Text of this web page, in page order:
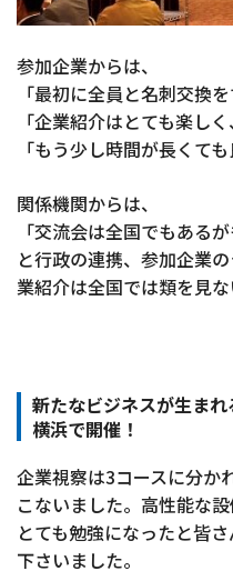
参加企業からは、
「最初に全員と名刺交換
「企業紹介はとても楽し
「もう少し時間が長くても
関係機関からは、
「交流会は全国でもある
と行政の連携、参加企業
業紹介は全国では類を見
新たなビジネスが生ま
横浜で開催！
企業視察は3コースに分か
こないました。高性能な
とても勉強になったと皆
下さいました。